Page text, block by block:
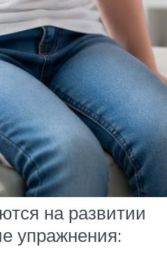
на развитии
упражнения: